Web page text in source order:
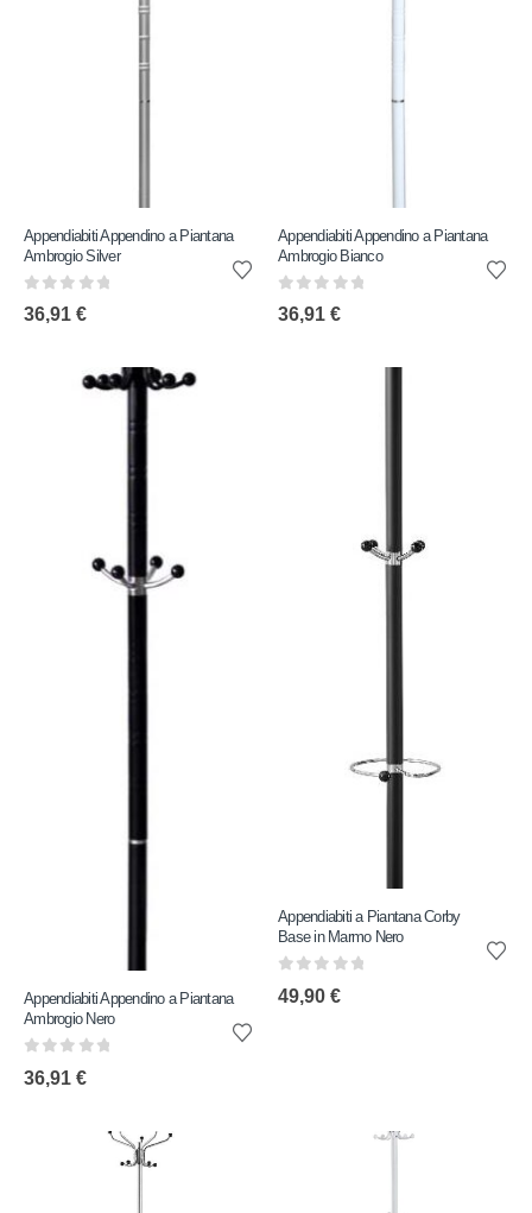
Appendiabiti Appendino a Piantana
Ambrogio Silver
0 out of 5
36,91 €
Appendiabiti Appendino a Piantana
Ambrogio Bianco
0 out of 5
36,91 €
Appendiabiti Appendino a Piantana
Ambrogio Nero
36,91 €
Appendiabiti a Piantana Corby
Base in Marmo Nero
49,90 €